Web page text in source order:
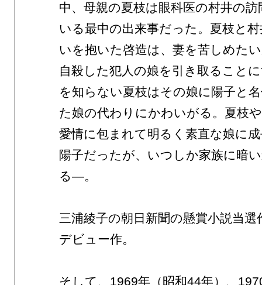
中、母親の夏枝は眼科医の村井の
いる最中の出来事だった。夏枝と
いを抱いた啓造は、妻を苦しめた
自殺した犯人の娘を引き取ること
を知らない夏枝はその娘に陽子と
た娘の代わりにかわいがる。夏枝
愛情に包まれて明るく素直な娘に
陽子だったが、いつしか家族に暗
る―。
三浦綾子の朝日新聞の懸賞小説当選
デビュー作。
そして、1969年（昭和44年）、